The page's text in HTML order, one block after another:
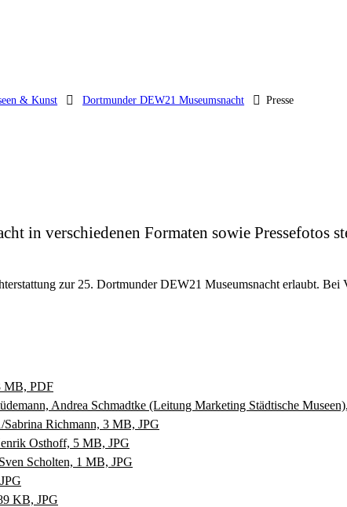
& Kunst Dortmunder DEW21 Museumsnacht Presse
in verschiedenen Formaten sowie Pressefotos
zur 25. Dortmunder DEW21 Museumsnacht erlaubt.
MB, PDF
Andrea Schmadtke (Leitung Marketing Städtische
Richmann, 3 MB, JPG
Osthoff, 5 MB, JPG
Scholten, 1 MB, JPG
KB, JPG